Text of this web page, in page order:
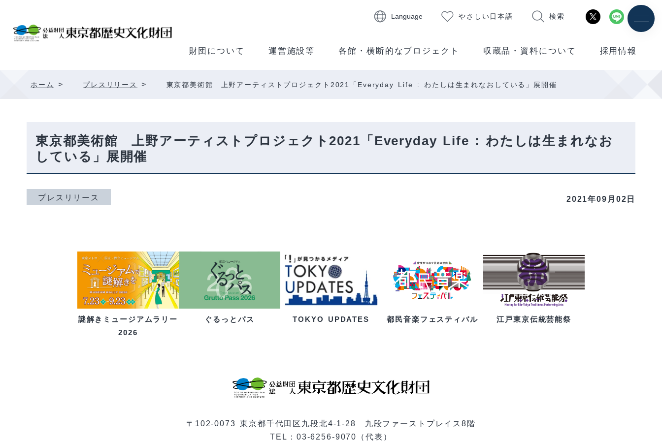
Language やさしい日本語 検索
財団について 運営施設等 各館・横断的なプロジェクト 収蔵品・資料について 採用情報
ホーム > プレスリリース > 東京都美術館 上野アーティストプロジェクト2021「Everyday Life : わたしは生まれなおしている」展開催
東京都美術館 上野アーティストプロジェクト2021「Everyday Life : わたしは生まれなお
している」展開催
プレスリリース 2021年09月02日
謎解きミュージアムラリー
2026
ぐるっとパス TOKYO UPDATES 都民音楽フェスティバル 江戸東京伝統芸能祭
〒102-0073 東京都千代田区九段北4-1-28 九段ファーストプレイス8階
TEL：03-6256-9070（代表）